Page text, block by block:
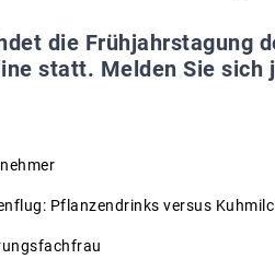
die Frühjahrstagung
statt. Melden Sie sich
Pflanzendrinks versus